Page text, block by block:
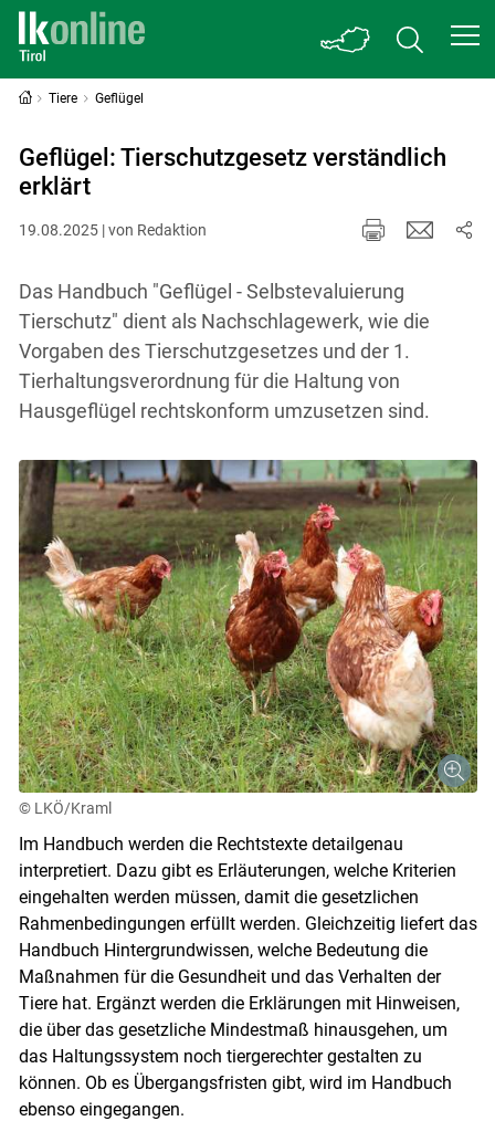
Skip to main content
Tiere Geflügel
Geflügel: Tierschutzgesetz verständlich
erklärt
19.08.2025 | von Redaktion
Das Handbuch "Geflügel - Selbstevaluierung
Tierschutz" dient als Nachschlagewerk, wie die
Vorgaben des Tierschutzgesetzes und der 1.
Tierhaltungsverordnung für die Haltung von
Hausgeflügel rechtskonform umzusetzen sind.
© LKÖ/Kraml
Im Handbuch werden die Rechtstexte detailgenau
interpretiert. Dazu gibt es Erläuterungen, welche Kriterien
eingehalten werden müssen, damit die gesetzlichen
Rahmenbedingungen erfüllt werden. Gleichzeitig liefert das
Handbuch Hintergrundwissen, welche Bedeutung die
Maßnahmen für die Gesundheit und das Verhalten der
Tiere hat. Ergänzt werden die Erklärungen mit Hinweisen,
die über das gesetzliche Mindestmaß hinausgehen, um
das Haltungssystem noch tiergerechter gestalten zu
können. Ob es Übergangsfristen gibt, wird im Handbuch
ebenso eingegangen.